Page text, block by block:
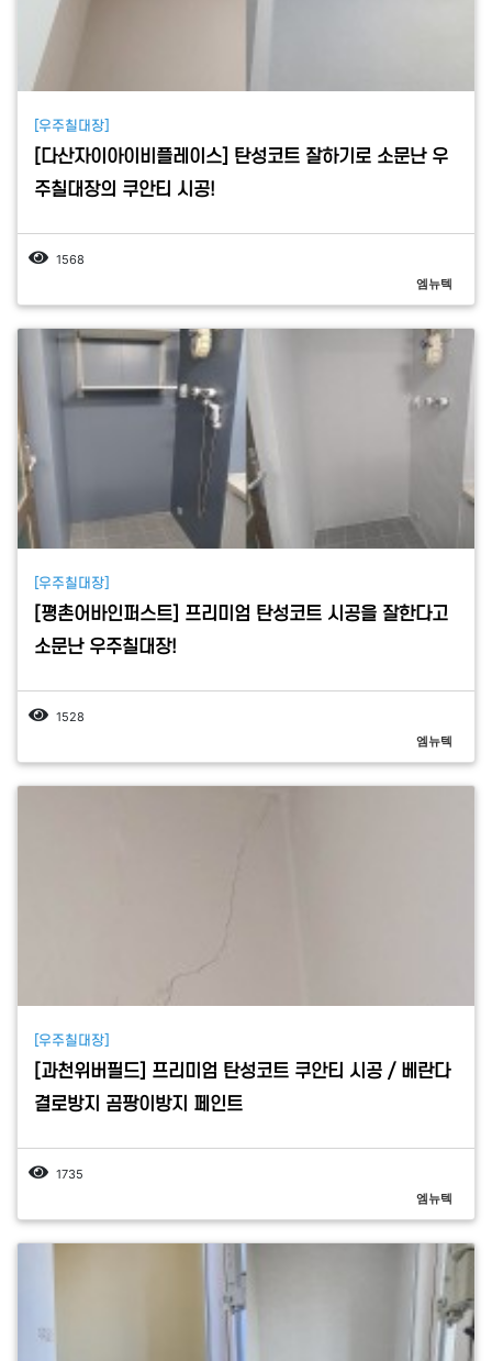
[우주칠대장]
[다산자이아이비플레이스] 탄성코트 잘하기로 소문난 우
주칠대장의 쿠안티 시공!
1568
엠뉴텍
[우주칠대장]
[평촌어바인퍼스트] 프리미엄 탄성코트 시공을 잘한다고
소문난 우주칠대장!
1528
엠뉴텍
[우주칠대장]
[과천위버필드] 프리미엄 탄성코트 쿠안티 시공 / 베란다
결로방지 곰팡이방지 페인트
1735
엠뉴텍